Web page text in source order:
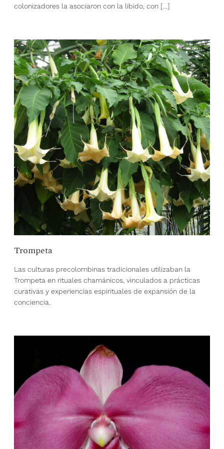
colonizadores la asociaron con la libido, con […]
Trompeta
Las culturas precolombinas tradicionales utilizaban la
Trompeta en rituales chamánicos, vinculados a prácticas
curativas y experiencias espirituales de expansión de la
conciencia.